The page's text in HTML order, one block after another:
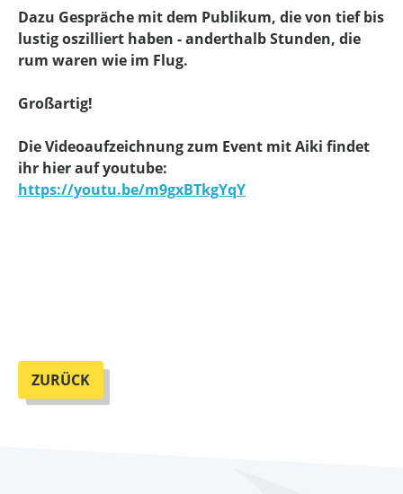
Dazu Gespräche mit dem Publikum, die von tief bis
lustig oszilliert haben - anderthalb Stunden, die
rum waren wie im Flug.
Großartig!
Die Videoaufzeichnung zum Event mit Aiki findet
ihr hier auf youtube:
https://youtu.be/m9gxBTkgYqY
ZURÜCK